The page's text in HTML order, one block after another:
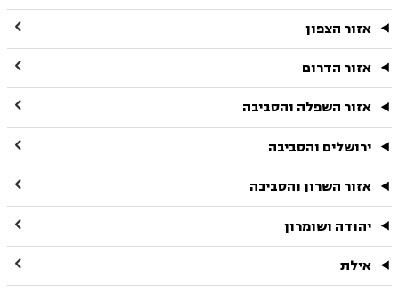
אזור הצפון 
אזור הדרום 
אזור השפלה והסביבה 
ירושלים והסביבה 
אזור השרון והסביבה 
יהודה ושומרון 
אילת 